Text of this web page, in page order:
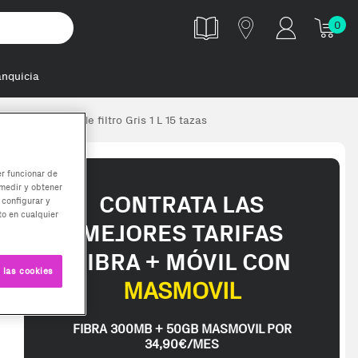
0
Cafetera de filtro Gris 1 L 15 tazas
CONTRATA LAS
MEJORES TARIFAS
FIBRA + MÓVIL CON
MASMOVIL
FIBRA 300MB + 50GB MASMOVIL POR
34,90€/MES
funcionar de
y obtener
y
en cualquier
cookies